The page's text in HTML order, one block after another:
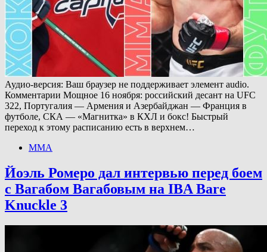
Аудио-версия: Ваш браузер не поддерживает элемент audio.
Комментарии Мощное 16 ноября: российский десант на UFC
322, Португалия — Армения и Азербайджан — Франция в
футболе, СКА — «Магнитка» в КХЛ и бокс! Быстрый
переход к этому расписанию есть в верхнем…
ММА
Йоэль Ромеро дал интервью перед боем
с Вагабом Вагабовым на IBA Bare
Knuckle 3